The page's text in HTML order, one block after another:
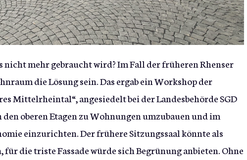
nicht mehr gebraucht wird? Im Fall der früheren Rhenser
die Lösung sein. Das ergab ein Workshop der
Mittelrheintal“, angesiedelt bei der Landesbehörde SGD
oberen Etagen zu Wohnungen umzubauen und im
einzurichten. Der frühere Sitzungssaal könnte als
die triste Fassade würde sich Begrünung anbieten. Ohne